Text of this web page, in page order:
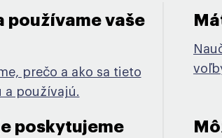
používame vaše
prečo a ako sa tieto
a používajú.
poskytujeme